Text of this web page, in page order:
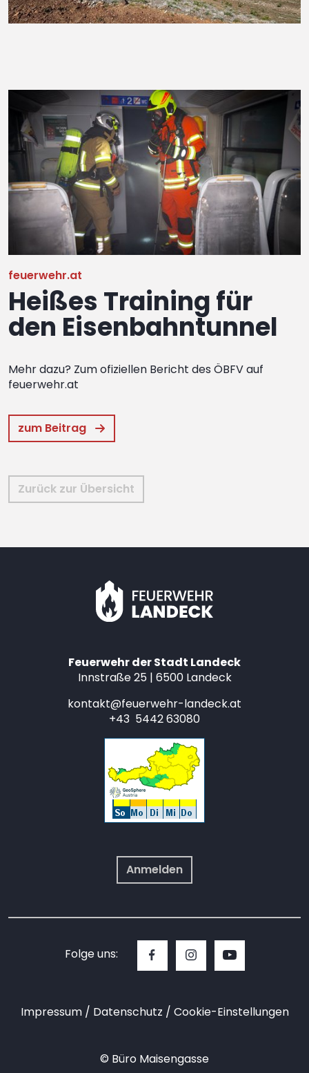
feuerwehr.at
Heißes Training für
den Eisenbahntunnel
Mehr dazu? Zum ofiziellen Bericht des ÖBFV auf
feuerwehr.at
zum Beitrag
Zurück zur Übersicht
Feuerwehr der Stadt Landeck
Innstraße 25 | 6500 Landeck
kontakt@feuerwehr-landeck.at
+43 5442 63080
Anmelden
Folge uns:
Impressum Datenschutz Cookie-Einstellungen
© Büro Maisengasse